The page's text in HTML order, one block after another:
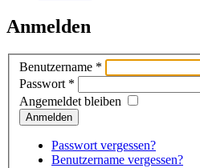
Anmelden
Benutzername *
Passwort*
Angemeldet bleiben
Anmelden
Passwort vergessen?
Benutzername vergessen?